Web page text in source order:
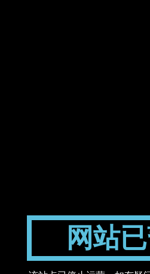
网站